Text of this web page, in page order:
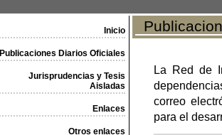
Inicio
Publicaciones Diarios Oficiales
Jurisprudencias y Tesis
Aisladas
Enlaces
Otros enlaces
La Red de
correo
para el